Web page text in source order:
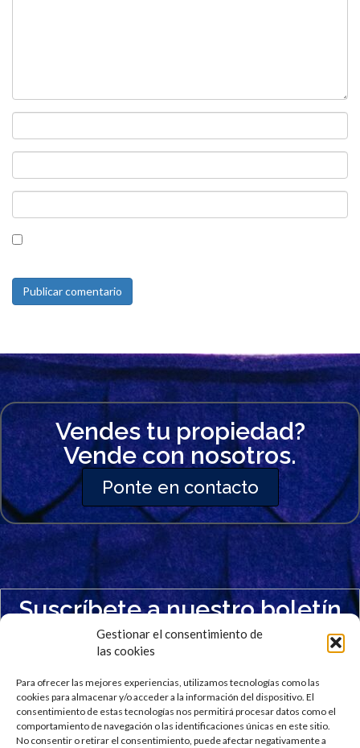
Gestionar el consentimiento de
las cookies
Para ofrecer las mejores experiencias, utilizamos tecnologías como las
cookies para almacenar y/o acceder a la información del dispositivo. El
consentimiento de estas tecnologías nos permitirá procesar datos como el
comportamiento de navegación o las identificaciones únicas en este sitio.
No consentir o retirar el consentimiento, puede afectar negativamente a
Vendes tu propiedad?
Vende con nosotros.
Ponte en contacto
Suscríbete a nuestro boletín
Mantente al día y recibe nuestras últimas noticias
directamente en tu bandeja de entrada. Sin spam.